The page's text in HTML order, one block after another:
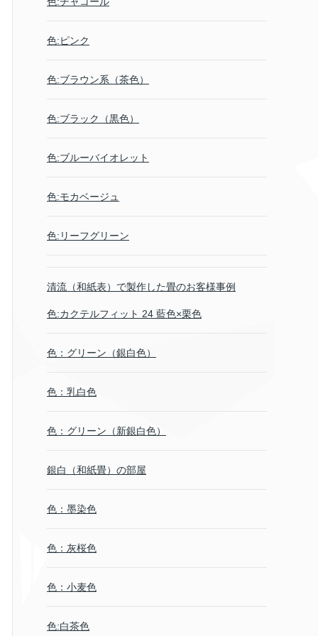
色:ピンク
色:ブラウン系（茶色）
色:ブラック（黒色）
色:ブルーバイオレット
色:モカベージュ
色:リーフグリーン
清流（和紙表）で製作した畳のお客様事例
色:カクテルフィット 24 藍色×栗色
色：グリーン（銀白色）
色：乳白色
色：グリーン（新銀白色）
銀白（和紙畳）の部屋
色：墨染色
色：灰桜色
色：小麦色
色:白茶色